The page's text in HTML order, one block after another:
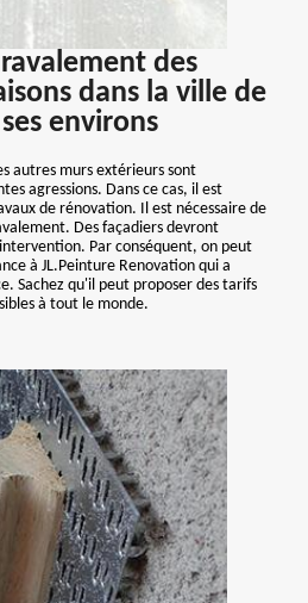
des
dans la ville de
environs
autres murs extérieurs sont
agressions. Dans ce cas, il est
de rénovation. Il est nécessaire de
Des façadiers devront
Par conséquent, on peut
à JL.Peinture Renovation qui a
Sachez qu'il peut proposer des tarifs
à tout le monde.